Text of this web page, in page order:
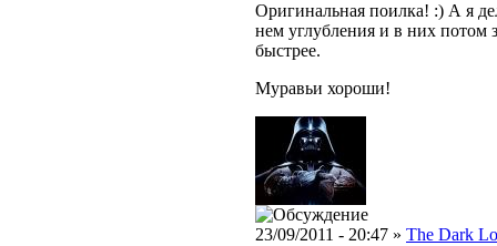
Оригинальная поилка! :) А я
нем углубления и в них потом
быстрее.
Муравьи хороши!
23/09/2011 - 20:47 » The Dark